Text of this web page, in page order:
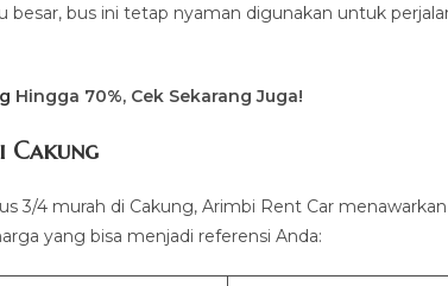
besar, bus ini tetap nyaman digunakan untuk
Hingga 70%, Cek Sekarang Juga!
Cakung
3/4 murah di Cakung, Arimbi Rent Car
yang bisa menjadi referensi Anda: